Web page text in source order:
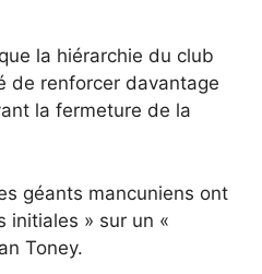
la hiérarchie du club
de renforcer davantage
la fermeture de la
géants mancuniens ont
initiales » sur un «
Toney.